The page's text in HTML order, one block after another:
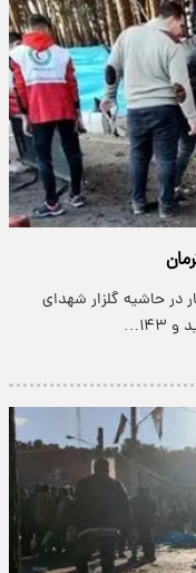
انفجار در حاشیه گلزار شهدای